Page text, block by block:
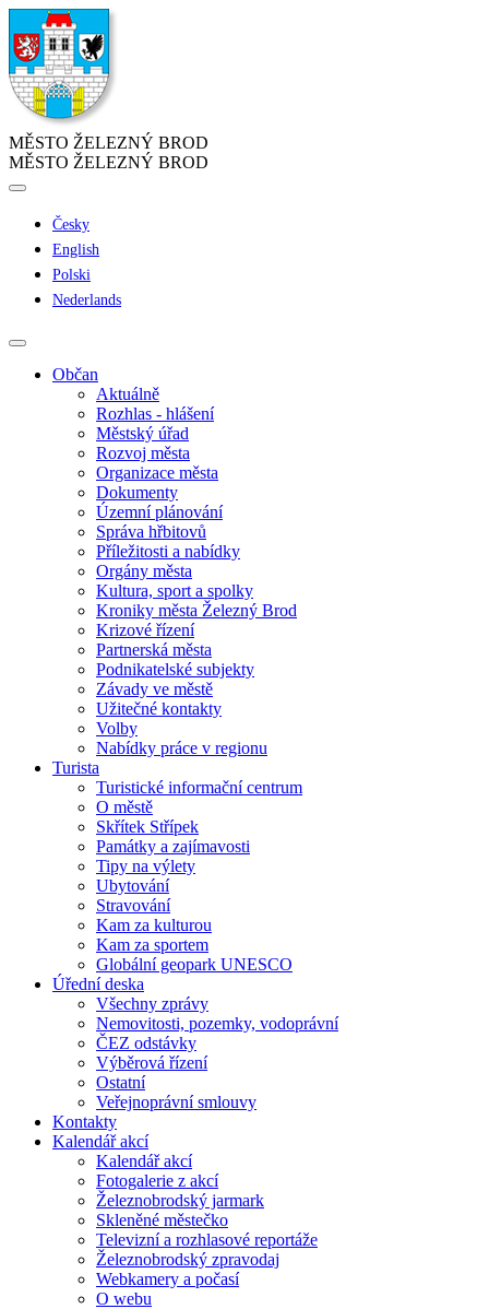
MĚSTO ŽELEZNÝ BROD
MĚSTO ŽELEZNÝ BROD
Česky
English
Polski
Nederlands
Občan
Aktuálně
Rozhlas - hlášení
Městský úřad
Rozvoj města
Organizace města
Dokumenty
Územní plánování
Správa hřbitovů
Příležitosti a nabídky
Orgány města
Kultura, sport a spolky
Kroniky města Železný Brod
Krizové řízení
Partnerská města
Podnikatelské subjekty
Závady ve městě
Užitečné kontakty
Volby
Nabídky práce v regionu
Turista
Turistické informační centrum
O městě
Skřítek Střípek
Památky a zajímavosti
Tipy na výlety
Ubytování
Stravování
Kam za kulturou
Kam za sportem
Globální geopark UNESCO
Úřední deska
Všechny zprávy
Nemovitosti, pozemky, vodoprávní
ČEZ odstávky
Výběrová řízení
Ostatní
Veřejnoprávní smlouvy
Kontakty
Kalendář akcí
Kalendář akcí
Fotogalerie z akcí
Železnobrodský jarmark
Skleněné městečko
Televizní a rozhlasové reportáže
Železnobrodský zpravodaj
Webkamery a počasí
O webu